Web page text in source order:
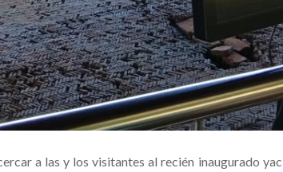
a las y los visitantes al recién inaugurado